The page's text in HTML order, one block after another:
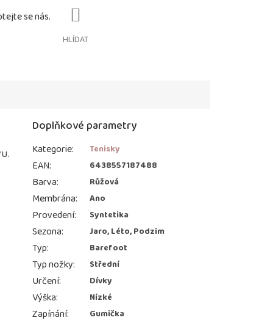
HLÍDAT
Doplňkové parametry
Kategorie: Tenisky
EAN: 6438557187488
Barva: Růžová
Membrána: Ano
Provedení: Syntetika
Sezona: Jaro, Léto, Podzim
Typ: Barefoot
Typ nožky: Střední
Určení: Dívky
Výška: Nízké
Zapínání: Gumička